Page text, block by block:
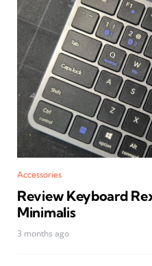
Accessories
Review Keyboard
Minimalis
3 months ago